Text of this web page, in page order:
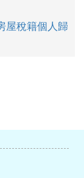
屋稅籍個人歸